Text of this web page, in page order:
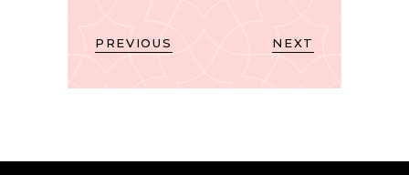
PREVIOUS NEXT